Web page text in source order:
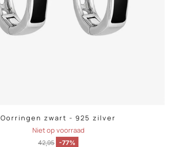
Oorringen zwart - 925 zilver
Niet op voorraad
42,95 -77%